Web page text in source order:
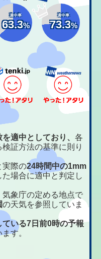
適中率
63.3%
適中率
73.3%
適中としており、各
証方法の基準に則り
実際の24時間中の1mm
た場合に適中と判定し
象庁の定める地点で
の天気を参照していま
ている7日前0時の予報
す。